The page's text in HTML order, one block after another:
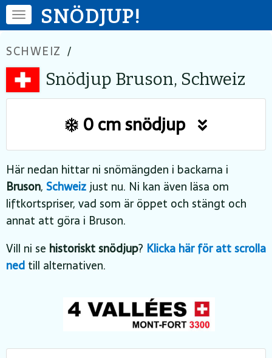
SNÖDJUP!
SCHWEIZ /
Snödjup Bruson, Schweiz
0 cm snödjup
Här nedan hittar ni snömängden i backarna i
Bruson, Schweizjust nu. Ni kan även läsa om
liftkortspriser, vad som är öppet och stängt och
annat att göra i Bruson.
Vill ni se historiskt snödjup? Klicka här för att scrolla
ned till alternativen.